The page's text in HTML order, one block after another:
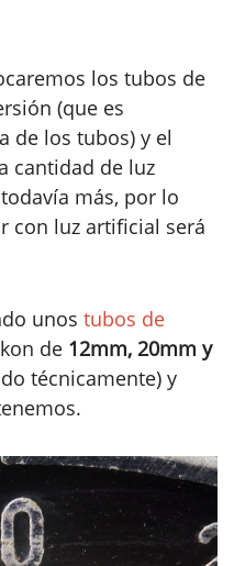
los tubos de
(que es
de los tubos) y el
cantidad de luz
más, por lo
con luz artificial será
unos tubos de
de 12mm, 20mm y
técnicamente) y